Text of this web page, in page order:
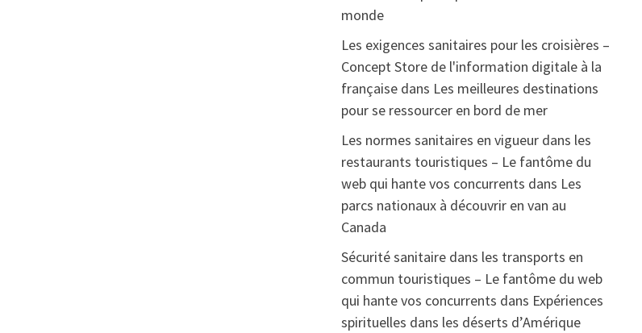
monde
Les exigences sanitaires pour les croisières –
Concept Store de l'information digitale à la
françaisedans Les meilleures destinations
pour se ressourcer en bord de mer
Les normes sanitaires en vigueur dans les
restaurants touristiques – Le fantôme du
web qui hante vos concurrents dans Les
parcs nationaux à découvrir en van au
Canada
Sécurité sanitaire dans les transports en
commun touristiques – Le fantôme du web
qui hante vos concurrents dans Expériences
spirituelles dans les déserts d’Amérique